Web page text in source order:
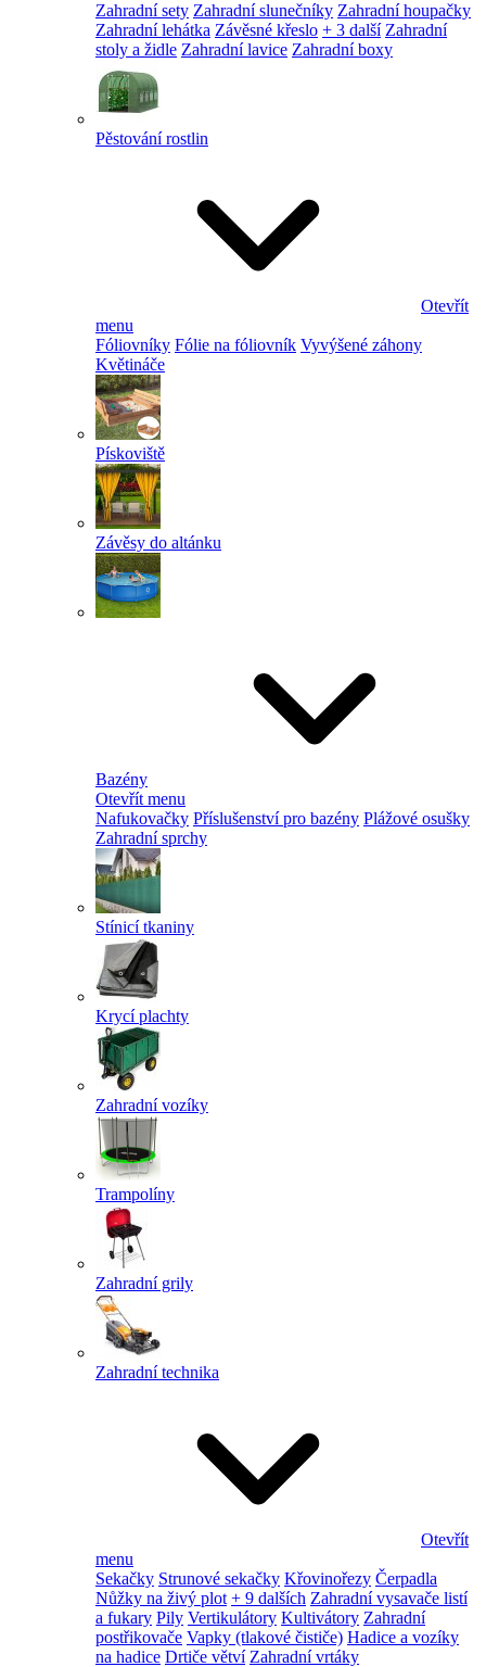
Zahradní sety Zahradní slunečníky Zahradní houpačky
Zahradní lehátka Závěsné křeslo + 3 další Zahradní
stoly a židle Zahradní lavice Zahradní boxy
Pěstování rostlin
Otevřít
menu
Fóliovníky Fólie na fóliovník Vyvýšené záhony
Květináče
Pískoviště
Závěsy do altánku
Bazény
Otevřít menu
Nafukovačky Příslušenství pro bazény Plážové osušky
Zahradní sprchy
Stínicí tkaniny
Krycí plachty
Zahradní vozíky
Trampolíny
Zahradní grily
Zahradní technika
Otevřít
menu
Sekačky Strunové sekačky Křovinořezy Čerpadla
Nůžky na živý plot + 9 dalších Zahradní vysavače listí
a fukary Pily Vertikulátory Kultivátory Zahradní
postřikovače Vapky (tlakové čističe) Hadice a vozíky
na hadice Drtiče větví Zahradní vrtáky